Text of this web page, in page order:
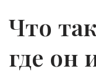
Что
где он